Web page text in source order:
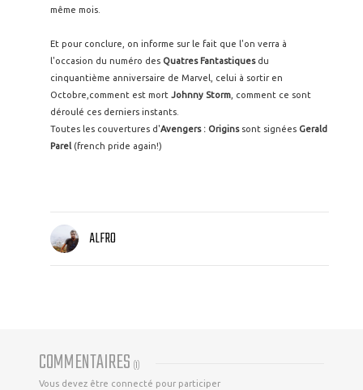
même mois.
Et pour conclure, on informe sur le fait que l'on verra à
l'occasion du numéro des Quatres Fantastiquesdu
cinquantième anniversaire de Marvel, celui à sortir en
Octobre,comment est mort Johnny Storm , comment ce sont
déroulé ces derniers instants.
Toutes les couvertures d'Avengers : Originssont signées Gerald
Parel (french pride again!)
ALFRO
COMMENTAIRES (1)
Vous devez être connecté pour participer